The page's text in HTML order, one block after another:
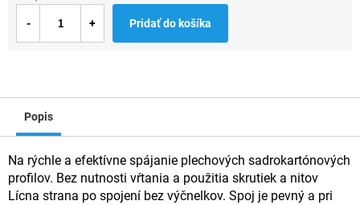
cena:
Pridať do košíka
Popis
Na rýchle a efektívne spájanie plechových sadrokartónových
profilov. Bez nutnosti vŕtania a použitia skrutiek a nitov
Lícna strana po spojení bez výčnelkov. Spoj je pevný a pri